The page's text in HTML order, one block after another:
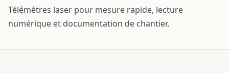
Télémètres laser pour mesure rapide, lecture
numérique et documentation de chantier.